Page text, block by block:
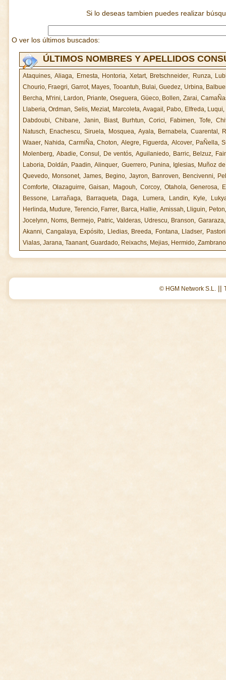
Si lo deseas tambien puedes realizar
O ver los últimos buscados:
ÚLTIMOS NOMBRES Y APELLIDOS
Ataquines,Aliaga, Ernesta, Hontoria, Xetart, Bretschneider, Runza,
Chourio, Fraegri, Garrot, Mayes, Tooantuh, Bulai,Guedez, Urbina,
Bercha, M'rini, Lardon, Priante, Oseguera, Güeco, Bollen, Zarai,
Llaberia,Ordman, Selis, Meziat, Marcoleta, Avagail , Pabo, Elfreda, Luqui,
Dabdoubi, Chibane, Janin, Biast, Burhtun,Corici, Fabimen, Tofe,
Natusch, Enachescu,Siruela, Mosquea, Ayala, Bernabela,Cuarental,
Waaer, Nahida, CarmiÑa,Choton, Alegre, Figuerda, Alcover, PaÑella,
Molenberg, Abadie,Consul, De ventós, Aguilaniedo, Barric, Belzuz,
Laboria, Doldán, Paadin,Alinquer, Guerrero, Punina, Iglesias, Muñoz
Quevedo, Monsonet, James, Begino, Jayron, Banroven, Bencivenni,
Comforte, Olazaguirre,Gaisan, Magouh, Corcoy, Otahola,Generosa,
Bessone, Larrañaga, Barraqueta, Daga, Lumera, Landin, Kyle,
Herlinda, Mudure, Terencio, Farrer, Barca, Hallie, Amissah, Lliguin, Peton
Jocelynn, Noms, Bermejo, Patric,Valderas, Udrescu, Branson, Gararaza
Akanni, Cangalaya, Expósito, Lledias, Breeda, Fontana, Lladser,
Vialas, Jarana, Taanant, Guardado, Reixachs, Mejias, Hermido, Zambrano
© HGM Network S.L. ||